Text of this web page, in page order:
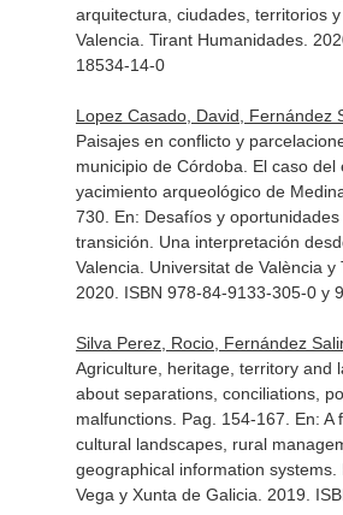
arquitectura, ciudades, territorios
Valencia. Tirant Humanidades.
18534-14-0
Lopez Casado, David, Fernández
Paisajes en conflicto y
municipio de Córdoba. El caso
yacimiento arqueológico de
730. En: Desafíos y
transición. Una interpretación
Valencia. Universitat de València y
2020. ISBN 978-84-9133-305-0 y
Silva Perez, Rocio, Fernández
Agriculture, heritage, territory and
about separations, conciliations,
malfunctions. Pag. 154-167. En: A
cultural landscapes, rural
geographical information systems.
Vega y Xunta de Galicia. 2019.